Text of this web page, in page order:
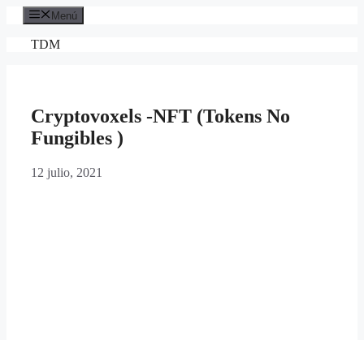
Saltar
contenido
Menú
TDM
Cryptovoxels -NFT (Tokens No
Fungibles )
12 julio, 2021